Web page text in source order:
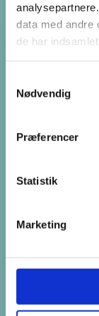
data med andre
de har
Nødvendig
Præferencer
Statistik
Marketing
at